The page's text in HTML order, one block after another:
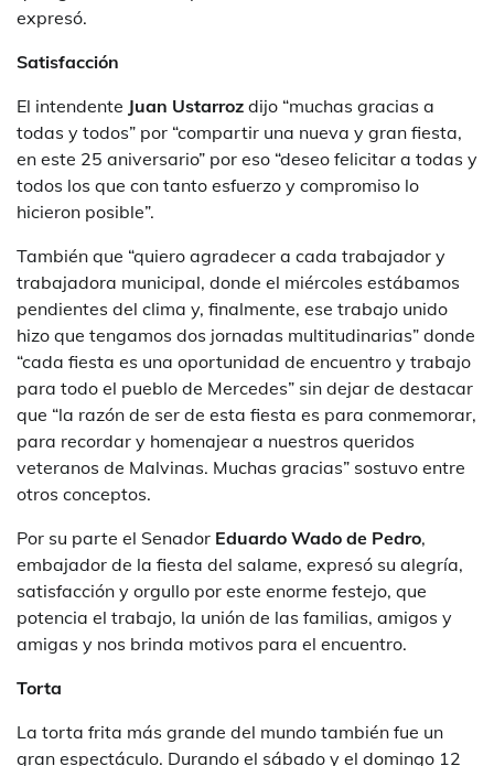
expresó.
Satisfacción
El intendente Juan Ustarroz dijo “muchas gracias a
todas y todos” por “compartir una nueva y gran fiesta,
en este 25 aniversario” por eso “deseo felicitar a todas y
todos los que con tanto esfuerzo y compromiso lo
hicieron posible”.
También que “quiero agradecer a cada trabajador y
trabajadora municipal, donde el miércoles estábamos
pendientes del clima y, finalmente, ese trabajo unido
hizo que tengamos dos jornadas multitudinarias” donde
“cada fiesta es una oportunidad de encuentro y trabajo
para todo el pueblo de Mercedes” sin dejar de destacar
que “la razón de ser de esta fiesta es para conmemorar,
para recordar y homenajear a nuestros queridos
veteranos de Malvinas. Muchas gracias” sostuvo entre
otros conceptos.
Por su parte el Senador Eduardo Wado de Pedro,
embajador de la fiesta del salame, expresó su alegría,
satisfacción y orgullo por este enorme festejo, que
potencia el trabajo, la unión de las familias, amigos y
amigas y nos brinda motivos para el encuentro.
Torta
La torta frita más grande del mundo también fue un
gran espectáculo. Durando el sábado y el domingo 12